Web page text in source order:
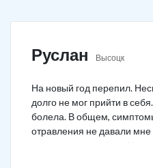
Руслан Высоцк
На новый год перепил.
долго не мог прийти в
болела. В общем,
отравления не давали мне
вызвал врача на дом.
нарколог, поставил мне